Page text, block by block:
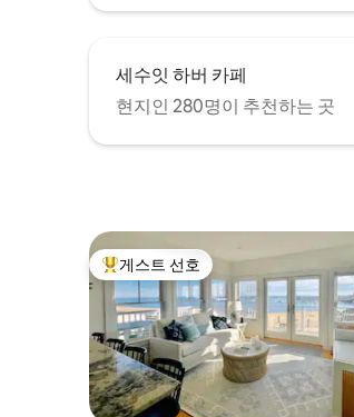
세수잇 하버 카페
현지인 280명이 추천하는 곳
상위 게스트 선호
게스트 선호